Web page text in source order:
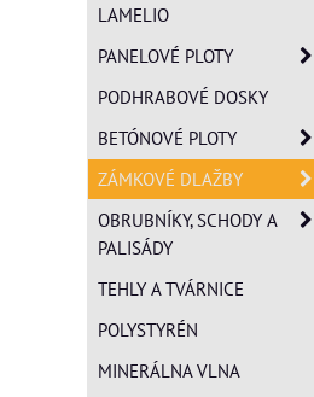
LAMELIO
PANELOVÉ PLOTY
PODHRABOVÉ DOSKY
BETÓNOVÉ PLOTY
ZÁMKOVÉ DLAŽBY
OBRUBNÍKY, SCHODY A
PALISÁDY
TEHLY A TVÁRNICE
POLYSTYRÉN
MINERÁLNA VLNA